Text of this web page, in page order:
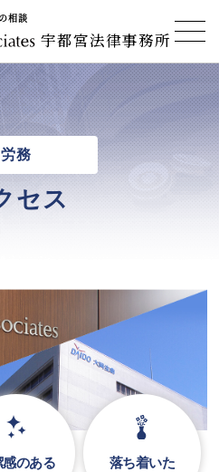
相談
宇都宮法律事務所
労務
セス
感のある
落ち着いた